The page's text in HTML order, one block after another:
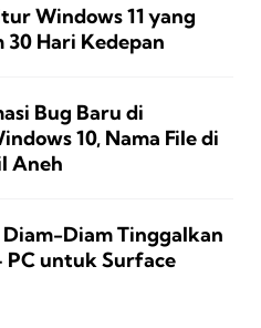
Windows 11 yang
Hari Kedepan
Bug Baru di
10, Nama File di
Aneh
Diam Tinggalkan
PC untuk Surface